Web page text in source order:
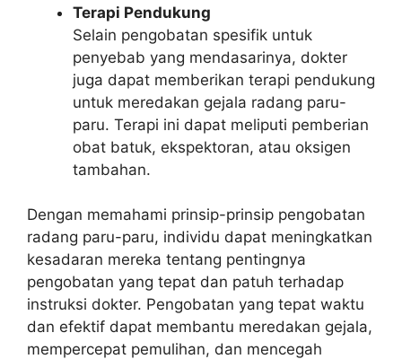
Terapi Pendukung
Selain pengobatan spesifik untuk
penyebab yang mendasarinya, dokter
juga dapat memberikan terapi pendukung
untuk meredakan gejala radang paru-
paru. Terapi ini dapat meliputi pemberian
obat batuk, ekspektoran, atau oksigen
tambahan.
Dengan memahami prinsip-prinsip pengobatan
radang paru-paru, individu dapat meningkatkan
kesadaran mereka tentang pentingnya
pengobatan yang tepat dan patuh terhadap
instruksi dokter. Pengobatan yang tepat waktu
dan efektif dapat membantu meredakan gejala,
mempercepat pemulihan, dan mencegah